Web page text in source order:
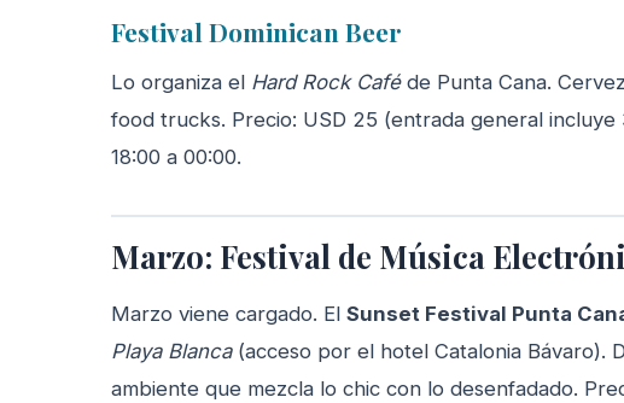
Festival Dominican Beer
Lo organiza el Hard Rock Caféde Punta Cana.
food trucks. Precio: USD 25 (entrada general
18:00 a 00:00.
Marzo: Festival de Música
Marzo viene cargado. El Sunset Festival Punta
Playa Blanca(acceso por el hotel Catalonia Bávaro).
ambiente que mezcla lo chic con lo desenfadado.